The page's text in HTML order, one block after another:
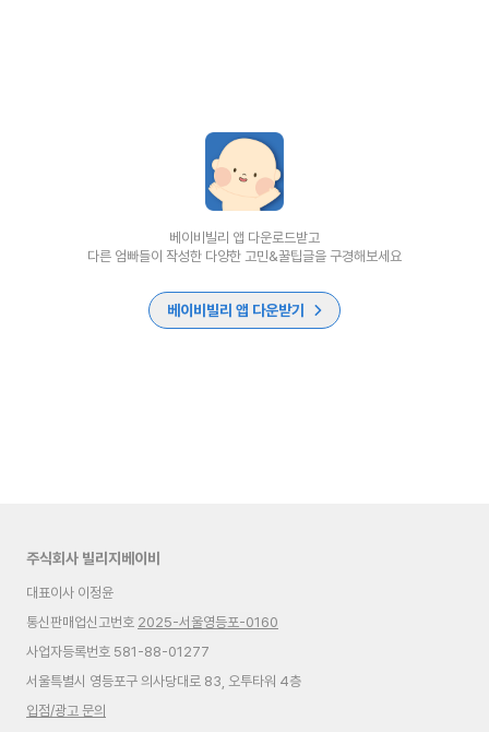
베이비빌리 앱 다운로드받고
다른 엄빠들이 작성한 다양한 고민&꿀팁글을 구경해보세요
베이비빌리 앱 다운받기
주식회사 빌리지베이비
대표이사 이정윤
통신판매업신고번호 2025-서울영등포-0160
사업자등록번호 581-88-01277
서울특별시 영등포구 의사당대로 83, 오투타워 4층
입점/광고 문의